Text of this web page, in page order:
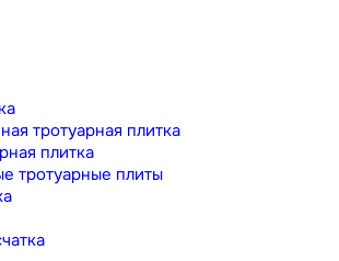
тротуарная плитка
плитка
тротуарные плиты